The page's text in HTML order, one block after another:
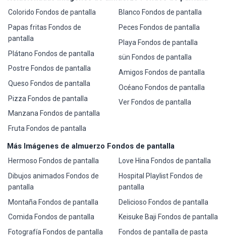
Colorido Fondos de pantalla
Papas fritas Fondos de
pantalla
Plátano Fondos de pantalla
Postre Fondos de pantalla
Queso Fondos de pantalla
Pizza Fondos de pantalla
Manzana Fondos de pantalla
Fruta Fondos de pantalla
Blanco Fondos de pantalla
Peces Fondos de pantalla
Playa Fondos de pantalla
sün Fondos de pantalla
Amigos Fondos de pantalla
Océano Fondos de pantalla
Ver Fondos de pantalla
Más Imágenes de almuerzo Fondos de pantalla
Hermoso Fondos de pantalla
Dibujos animados Fondos de
pantalla
Montaña Fondos de pantalla
Comida Fondos de pantalla
Fotografía Fondos de pantalla
Love Hina Fondos de pantalla
Hospital Playlist Fondos de
pantalla
Delicioso Fondos de pantalla
Keisuke Baji Fondos de pantalla
Fondos de pantalla de pasta